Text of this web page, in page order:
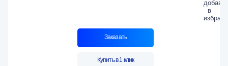
Заказать
Купить в 1 клик